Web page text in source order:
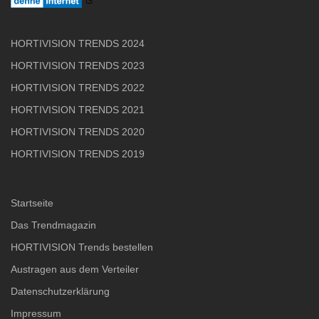
n
HORTIVISION TRENDS 2024
HORTIVISION TRENDS 2023
HORTIVISION TRENDS 2022
HORTIVISION TRENDS 2021
HORTIVISION TRENDS 2020
HORTIVISION TRENDS 2019
Startseite
Das Trendmagazin
HORTIVISION Trends bestellen
Austragen aus dem Verteiler
Datenschutzerklärung
Impressum